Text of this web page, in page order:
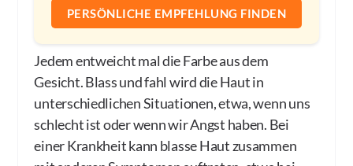
PERSÖNLICHE EMPFEHLUNG FINDEN
Jedem entweicht mal die Farbe aus dem
Gesicht. Blass und fahl wird die Haut in
unterschiedlichen Situationen, etwa, wenn uns
schlecht ist oder wenn wir Angst haben. Bei
einer Krankheit kann blasse Haut zusammen